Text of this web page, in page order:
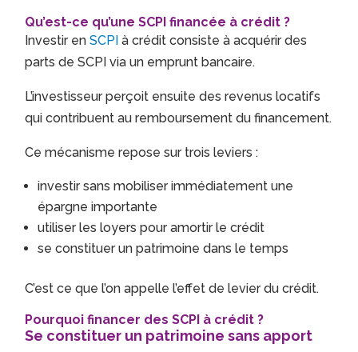
Qu’est-ce qu’une SCPI financée à crédit ?
Investir enSCPI à crédit consiste à acquérir des
parts de SCPI via un emprunt bancaire.
L’investisseur perçoit ensuite des revenus locatifs
qui contribuent au remboursement du financement.
Ce mécanisme repose sur trois leviers :
investir sans mobiliser immédiatement une
épargne importante
utiliser les loyers pour amortir le crédit
se constituer un patrimoine dans le temps
C’est ce que l’on appelle l’effet de levier du crédit.
Pourquoi financer des SCPI à crédit ?
Se constituer un patrimoine sans apport